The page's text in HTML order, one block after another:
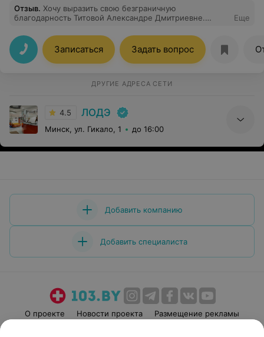
Отзыв. Хочу выразить свою безграничную
благодарность Титовой Александре Дмитриевне.
удачей. Александра Дмитриевна не только
высококлассный специалист, но и удивительно чуткий
человек. Благодаря ее внимательности и
профессионализму мне стало значительно лучше.
Еще
Записаться Задать вопрос
ДРУГИЕ АДРЕСА СЕТИ
4.5 ЛОДЭ
Минск, ул. Гикало, 1 до 16:00
Добавить компанию
Добавить специалиста
О проекте Новости проекта
Размещение рекламы